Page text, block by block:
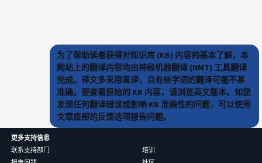
为了帮助读者获得对知识库 (KB) 内容的基本了解，本
网站上的翻译内容均由神经机器翻译 (NMT) 工具翻译
完成。译文多采用直译，且有些字词的翻译可能不甚
准确。要查看原始的 KB 内容，请浏览英文版本。如您
发现任何翻译错误或影响 KB 准确性的问题，可以使用
文章底部的反馈选项报告问题。
更多支持信息
联系支持部门
培训